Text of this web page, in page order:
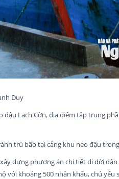
Duy
đậu Lạch Cờn, địa điểm tập trung
trú bão tại cảng khu neo đậu
dựng phương án chi tiết di dời
với khoảng 500 nhân khẩu, chủ yếu